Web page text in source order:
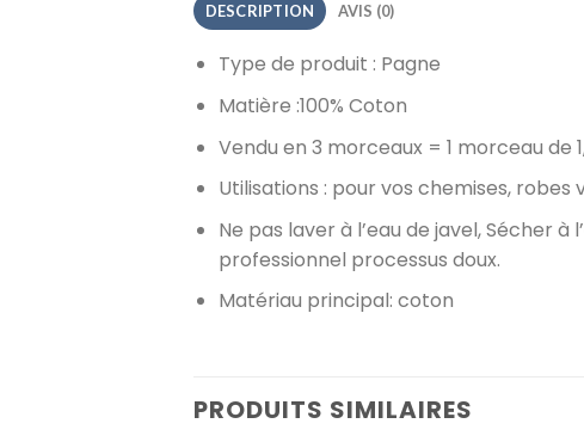
DESCRIPTION AVIS (0)
Type de produit : Pagne
Matière :100% Coton
Vendu en 3 morceaux = 1 morceau de
Utilisations : pour vos chemises,
Ne pas laver à l’eau de javel, Sécher
professionnel processus doux.
Matériau principal: coton
PRODUITS SIMILAIRES